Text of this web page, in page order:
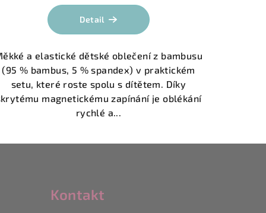
hodnocení
produktu
je
5,0
hvězdiček.
Detail
a elastické dětské oblečení z bambusu
(95 % bambus, 5 % spandex) v praktickém
setu, které roste spolu s dítětem. Díky
magnetickému zapínání je oblékání
rychlé a...
Kontakt